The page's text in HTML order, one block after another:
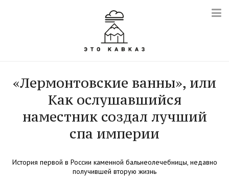
«Лермонтовские ванны», или
Как ослушавшийся
наместник создал лучший
спа империи
История первой в России каменной бальнеолечебницы, недавно
получившей вторую жизнь